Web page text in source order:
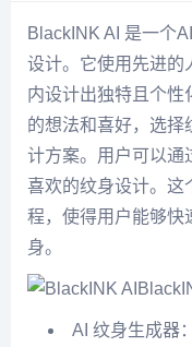
BlackINK AI 是一个
设计。它使用先进的
内设计出独特且个性
的想法和喜好，选择
计方案。 用户可以通
喜欢的纹身设计。 这
程，使得用户能够快
身。
AI 纹身生成器